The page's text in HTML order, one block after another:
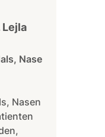
Lejla
Nase
Nasen